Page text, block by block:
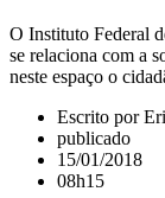
O Instituto Federal
se relaciona com a
neste espaço o
Escrito por
publicado
15/01/2018
08h15